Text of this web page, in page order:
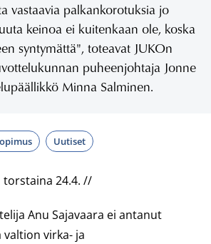
vastaavia palkankorotuksia jo
keinoa ei kuitenkaan ole, koska
syntymättä", toteavat JUKOn
puheenjohtaja Jonne
Minna Salminen.
Uutiset
24.4. //
Anu Sajavaara ei antanut
virka- ja